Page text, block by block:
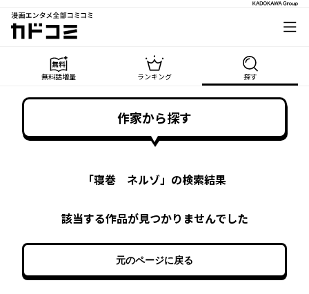
漫画エンタメ全部コミコミ
カドコミ
無料話増量 ランキング 探す
作家から探す
「寝巻 ネルゾ」の検索結果
該当する作品が見つかりませんでした
元のページに戻る